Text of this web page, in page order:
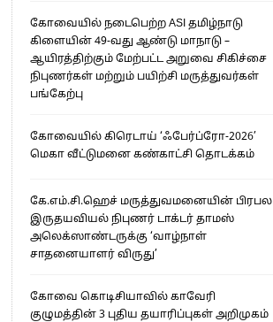
கோவையில் நடைபெற்ற ASI தமிழ்நாடு
கிளையின் 49-வது ஆண்டு மாநாடு –
ஆயிரத்திற்கும் மேற்பட்ட அறுவை சிகிச்சை
நிபுணர்கள் மற்றும் பயிற்சி மருத்துவர்கள்
பங்கேற்பு
கோவையில் கிரெடாய் ‘ஃபேர்ப்ரோ-2026’
மெகா வீட்டுமனை கண்காட்சி தொடக்கம்
கே.எம்.சி.ஹெச் மருத்துவமனையின் பிரபல
இருதயவியல் நிபுணர் டாக்டர் தாமஸ்
அலெக்ஸாண்டருக்கு ‘வாழ்நாள்
சாதனையாளர் விருது’
கோவை கொடிசியாவில் காவேரி
குழுமத்தின் 3 புதிய தயாரிப்புகள் அறிமுகம்